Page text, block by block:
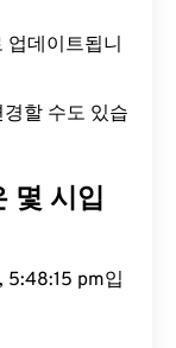
데이트됩니
할 수도 있습
몇 시입
5:48:16 pm입